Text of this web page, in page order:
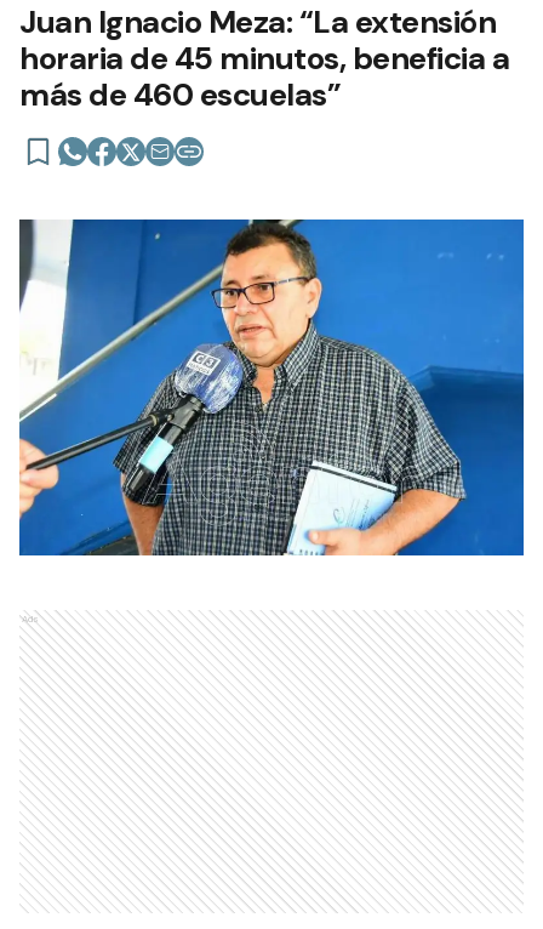
Juan Ignacio Meza: “La extensión
horaria de 45 minutos, beneficia a
más de 460 escuelas”
Ads